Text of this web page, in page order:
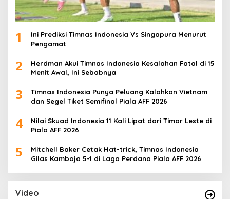
1
Ini Prediksi Timnas Indonesia Vs Singapura Menurut
Pengamat
2
Herdman Akui Timnas Indonesia Kesalahan Fatal di 15
Menit Awal, Ini Sebabnya
3
Timnas Indonesia Punya Peluang Kalahkan Vietnam
dan Segel Tiket Semifinal Piala AFF 2026
4
Nilai Skuad Indonesia 11 Kali Lipat dari Timor Leste di
Piala AFF 2026
5
Mitchell Baker Cetak Hat-trick, Timnas Indonesia
Gilas Kamboja 5-1 di Laga Perdana Piala AFF 2026
Video